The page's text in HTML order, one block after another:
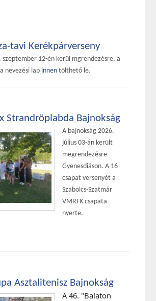
tavi Kerékpárverseny
szeptember 12-én kerül mgrendezésre, a
nevezési lap innen tölthető le.
Strandröplabda Bajnokság
A bajnokság 2026.
július 03-án került
megrendezésre
Gyenesdiáson. A 16
csapat versenyét a
Szabolcs-Szatmár
VMRFK csapata
nyerte.
Asztalitenisz Bajnokság
A 46. "Balaton